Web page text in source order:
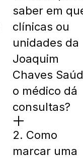
saber em
clínicas ou
unidades da
Joaquim
Chaves
o médico dá
consultas?
2. Como
marcar uma